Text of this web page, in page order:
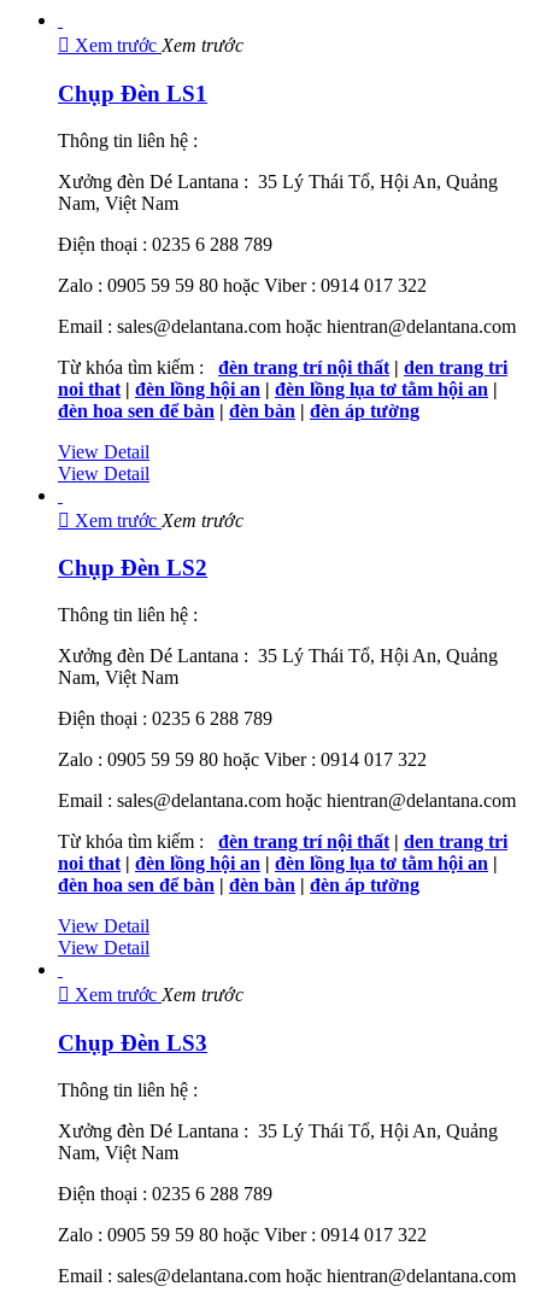
 Xem trước Xem trước
Chụp Đèn LS1
Thông tin liên hệ :
Xưởng đèn Dé Lantana : 35 Lý Thái Tổ, Hội An, Quảng
Nam, Việt Nam
Điện thoại : 0235 6 288 789
Zalo : 0905 59 59 80 hoặc Viber : 0914 017 322
Email : sales@delantana.com hoặc hientran@delantana.com
Từ khóa tìm kiếm :
đèn trang trí nội thất | den trang tri
noi that | đèn lồng hội an | đèn lồng lụa tơ tằm hội an |
đèn hoa sen để bàn | đèn bàn | đèn áp tường
View Detail
View Detail
 Xem trước Xem trước
Chụp Đèn LS2
Thông tin liên hệ :
Xưởng đèn Dé Lantana : 35 Lý Thái Tổ, Hội An, Quảng
Nam, Việt Nam
Điện thoại : 0235 6 288 789
Zalo : 0905 59 59 80 hoặc Viber : 0914 017 322
Email : sales@delantana.com hoặc hientran@delantana.com
Từ khóa tìm kiếm :
đèn trang trí nội thất | den trang tri
noi that | đèn lồng hội an | đèn lồng lụa tơ tằm hội an |
đèn hoa sen để bàn | đèn bàn | đèn áp tường
View Detail
View Detail
 Xem trước Xem trước
Chụp Đèn LS3
Thông tin liên hệ :
Xưởng đèn Dé Lantana : 35 Lý Thái Tổ, Hội An, Quảng
Nam, Việt Nam
Điện thoại : 0235 6 288 789
Zalo : 0905 59 59 80 hoặc Viber : 0914 017 322
Email : sales@delantana.com hoặc hientran@delantana.com